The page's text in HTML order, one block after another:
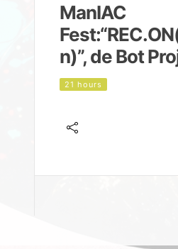
ManIAC
n)”, de Bot
21 hours